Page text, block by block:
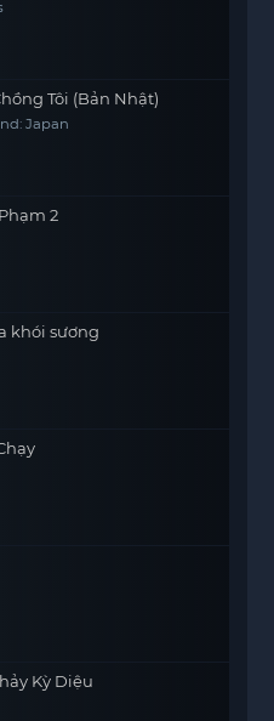
Tôi (Bản Nhật)
Japan
2
khói sương
Kỳ Diệu